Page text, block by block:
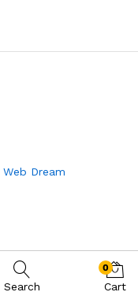
Web Dream
Search
0
Cart